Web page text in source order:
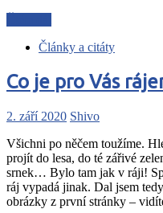
Články a citáty
Co je pro Vás
2. září 2020 Shivo
Všichni po něčem toužíme.
projít do lesa, do té zářivé
srnek… Bylo tam jak v ráji!
ráj vypadá jinak. Dal jsem
obrázky z první stránky –